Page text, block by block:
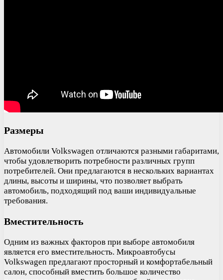
Размеры
Автомобили Volkswagen отличаются разными габаритами,
чтобы удовлетворить потребности различных групп
потребителей. Они предлагаются в нескольких вариантах
длины, высоты и ширины, что позволяет выбрать
автомобиль, подходящий под ваши индивидуальные
требования.
Вместительность
Одним из важных факторов при выборе автомобиля
является его вместительность. Микроавтобусы
Volkswagen предлагают просторный и комфортабельный
салон, способный вместить большое количество